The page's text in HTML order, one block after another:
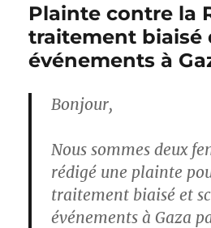
Plainte contre la
traitement biaisé
événements à
Bonjour,
Nous sommes deux
rédigé une plainte
traitement biaisé et
événements à Gaza